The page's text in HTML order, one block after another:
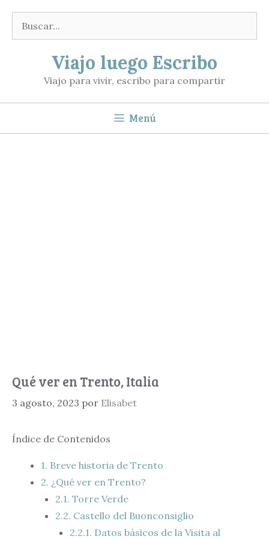
contenido
Buscar:
Viajo luego Escribo
Viajo para vivir, escribo para compartir
Menú
Qué ver en Trento, Italia
3 agosto, 2023 por Elisabet
Índice de Contenidos
1. Breve historia de Trento
2. ¿Qué ver en Trento?
2.1. Torre Verde
2.2. Castello del Buonconsiglio
2.2.1. Datos básicos de la Visita al